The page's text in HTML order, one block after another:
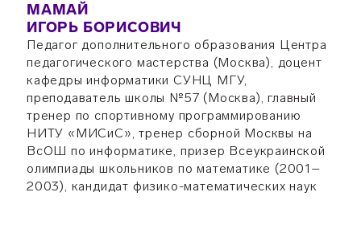
МАМАЙ
ИГОРЬ БОРИСОВИЧ
Педагог дополнительного образования Центра
педагогического мастерства (Москва), доцент
кафедры информатики СУНЦ МГУ,
преподаватель школы №57 (Москва), главный
тренер по спортивному программированию
НИТУ «МИСиС», тренер сборной Москвы на
ВсОШ по информатике, призер Всеукраинской
олимпиады школьников по математике (2001–
2003), кандидат физико-математических наук